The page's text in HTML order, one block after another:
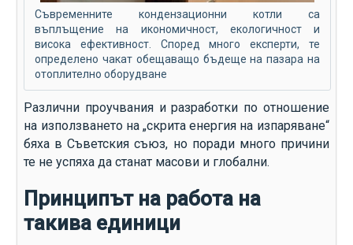
Съвременните кондензационни котли са
въплъщение на икономичност, екологичност и
висока ефективност. Според много експерти, те
определено чакат обещаващо бъдеще на пазара на
отоплително оборудване
Различни проучвания и разработки по отношение
на използването на „скрита енергия на изпаряване“
бяха в Съветския съюз, но поради много причини
те не успяха да станат масови и глобални.
Принципът на работа на
такива единици